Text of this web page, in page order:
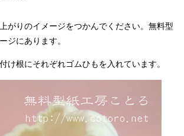
がりのイメージをつかんでください。無料型
ジにあります。
け根にそれぞれゴムひもを入れています。